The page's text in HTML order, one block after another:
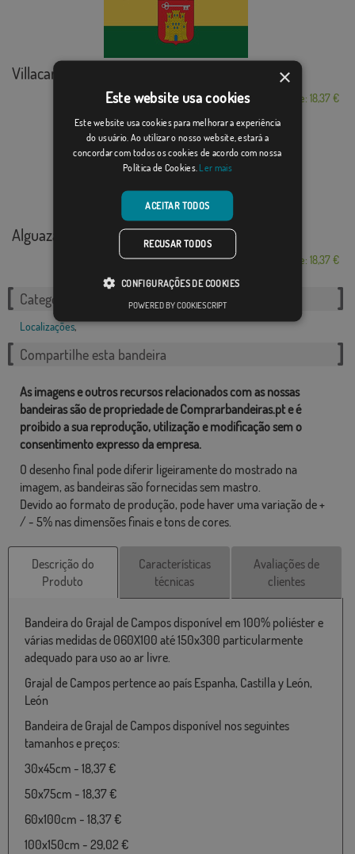
Villacarrillo
Desde: 18,37 €
Alguazas
Desde: 18,37 €
Categorias relacionadas:
Localizações,
Compartilhe esta bandeira
As imagens e outros recursos relacionados com as nossas
bandeiras são de propriedade de Comprarbandeiras.pt e é
proibido a sua reprodução, utilização e modificação sem o
consentimento expresso da empresa.
O desenho final pode diferir ligeiramente do mostrado na
imagem, as bandeiras são fornecidas sem mastro.
Devido ao formato de produção, pode haver uma variação de +
/ - 5% nas dimensões finais e tons de cores.
Descrição do
Produto
Características
técnicas
Avaliações de
clientes
Bandeira do Grajal de Campos disponível em 100% poliéster e
várias medidas de 060X100 até 150x300 particularmente
adequado para uso ao ar livre.
Grajal de Campos pertence ao país Espanha, Castilla y León,
León
Bandeira de Grajal de Campos disponível nos seguintes
tamanhos e preços:
30x45cm - 18,37 €
50x75cm - 18,37 €
60x100cm - 18,37 €
100x150cm - 29,02 €
×
Este website usa cookies
Este website usa cookies para melhorar a experiência
do usuário. Ao utilizar o nosso website, estará a
concordar com todos os cookies de acordo com nossa
Política de Cookies. Ler mais
ACEITAR TODOS
RECUSAR TODOS
CONFIGURAÇÕES DE COOKIES
POWERED BY COOKIESCRIPT